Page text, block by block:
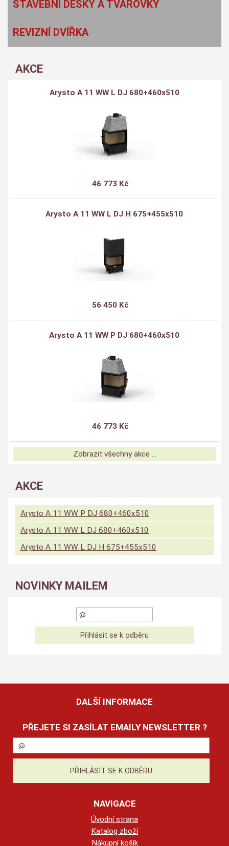
STAVEBNÍ DESKY A TVAROVKY
REVIZNÍ DVÍŘKA
AKCE
Arysto A 11 WW L DJ 680+460x510
46 773 Kč
Arysto A 11 WW L DJ H 675+455x510
56 450 Kč
Arysto A 11 WW P DJ 680+460x510
46 773 Kč
Zobrazit všechny akce ...
AKCE
Arysto A 11 WW P DJ 680+460x510
Arysto A 11 WW L DJ 680+460x510
Arysto A 11 WW L DJ H 675+455x510
NOVINKY MAILEM
DALŠÍ INFORMACE
PŘEJETE SI ZASÍLAT EMAILY NEWSLETTER ?
NAVIGACE
Úvodní strana
Katalog zboží
Nákupní košík